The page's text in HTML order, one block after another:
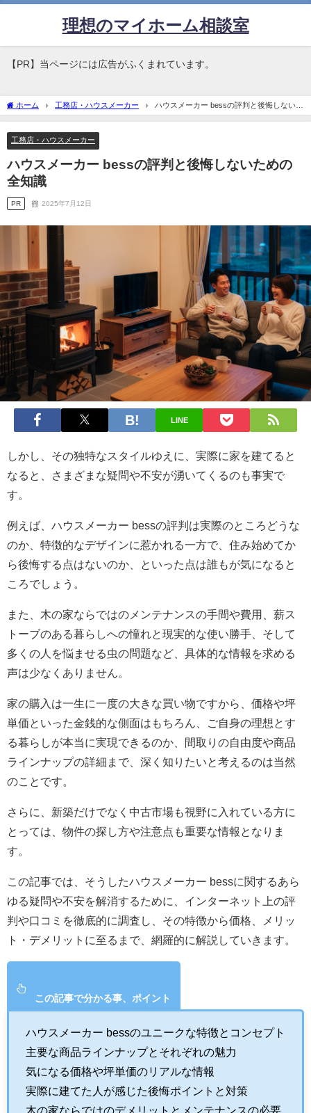
理想のマイホーム相談室
【PR】当ページには広告がふくまれています。
ホーム 工務店・ハウスメーカー
ハウスメーカー bessの評判と後悔しないた
めの全知識
工務店・ハウスメーカー
ハウスメーカー bessの評判と後悔しないための
全知識
PR 2025年7月12日
LINE
しかし、その独特なスタイルゆえに、実際に家を建てると
なると、さまざまな疑問や不安が湧いてくるのも事実で
す。
例えば、ハウスメーカー bessの評判は実際のところどうな
のか、特徴的なデザインに惹かれる一方で、住み始めてか
ら後悔する点はないのか、といった点は誰もが気になると
ころでしょう。
また、木の家ならではのメンテナンスの手間や費用、薪ス
トーブのある暮らしへの憧れと現実的な使い勝手、そして
多くの人を悩ませる虫の問題など、具体的な情報を求める
声は少なくありません。
家の購入は一生に一度の大きな買い物ですから、価格や坪
単価といった金銭的な側面はもちろん、ご自身の理想とす
る暮らしが本当に実現できるのか、間取りの自由度や商品
ラインナップの詳細まで、深く知りたいと考えるのは当然
のことです。
さらに、新築だけでなく中古市場も視野に入れている方に
とっては、物件の探し方や注意点も重要な情報となりま
す。
この記事では、そうしたハウスメーカー bessに関するあら
ゆる疑問や不安を解消するために、インターネット上の評
判や口コミを徹底的に調査し、その特徴から価格、メリッ
ト・デメリットに至るまで、網羅的に解説していきます。
この記事で分かる事、ポイント
ハウスメーカー bessのユニークな特徴とコンセプト
主要な商品ラインナップとそれぞれの魅力
気になる価格や坪単価のリアルな情報
実際に建てた人が感じた後悔ポイントと対策
木の家ならではのデメリットとメンテナンスの必要